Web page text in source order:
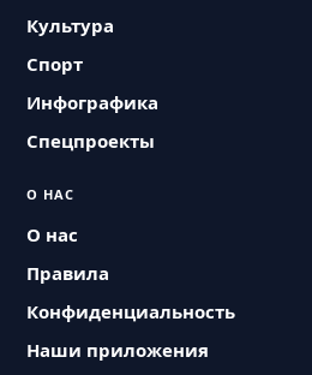
Культура
Спорт
Инфографика
Спецпроекты
О НАС
О нас
Правила
Конфиденциальность
Наши приложения